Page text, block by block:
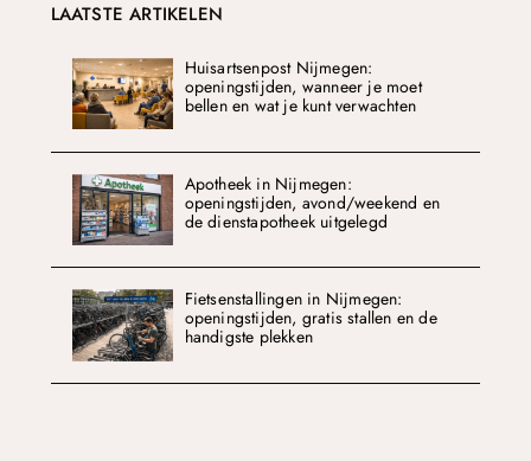
LAATSTE ARTIKELEN
Huisartsenpost Nijmegen:
openingstijden, wanneer je moet
bellen en wat je kunt verwachten
Apotheek in Nijmegen:
openingstijden, avond/weekend en
de dienstapotheek uitgelegd
Fietsenstallingen in Nijmegen:
openingstijden, gratis stallen en de
handigste plekken